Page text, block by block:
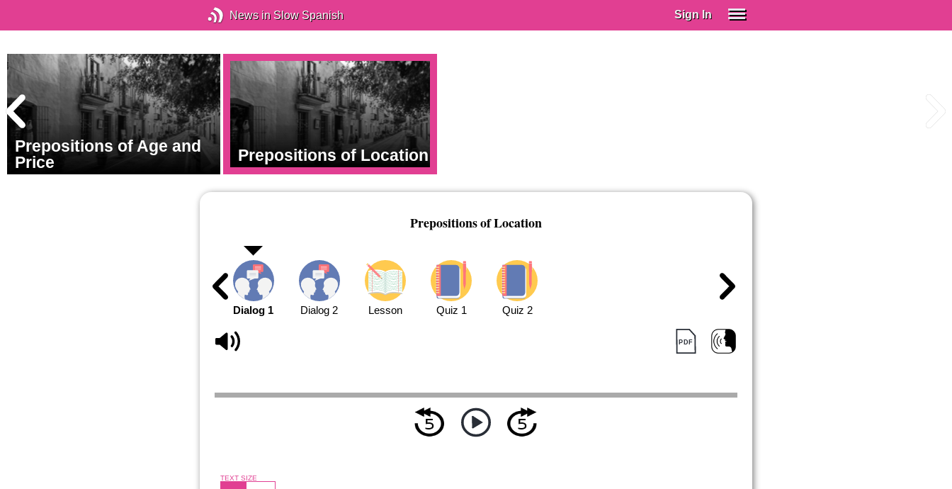
News in Slow Spanish Sign In
Prepositions of Age and
Price
Prepositions of Location
Prepositions of Location
Dialog 1 Dialog 2 Lesson Quiz 1 Quiz 2
TEXT SIZE